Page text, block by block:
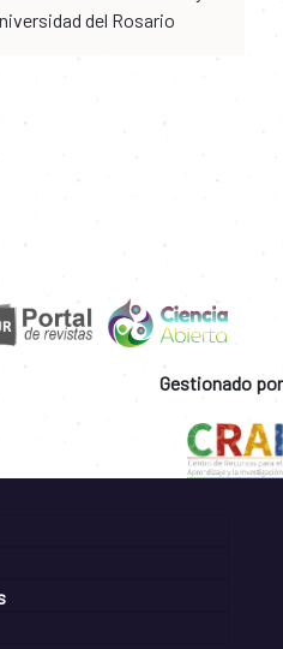
del Rosario
Gestionado por